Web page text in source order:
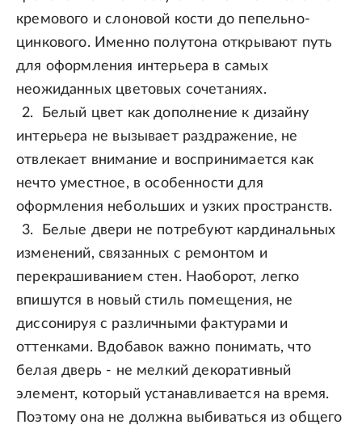
кремового и слоновой кости до пепельно-
цинкового. Именно полутона открывают путь
для оформления интерьера в самых
неожиданных цветовых сочетаниях.
Белый цвет как дополнение к дизайну
интерьера не вызывает раздражение, не
отвлекает внимание и воспринимается как
нечто уместное, в особенности для
оформления небольших и узких пространств.
Белые двери не потребуют кардинальных
изменений, связанных с ремонтом и
перекрашиванием стен. Наоборот, легко
впишутся в новый стиль помещения, не
диссонируя с различными фактурами и
оттенками. Вдобавок важно понимать, что
белая дверь - не мелкий декоративный
элемент, который устанавливается на время.
Поэтому она не должна выбиваться из общего